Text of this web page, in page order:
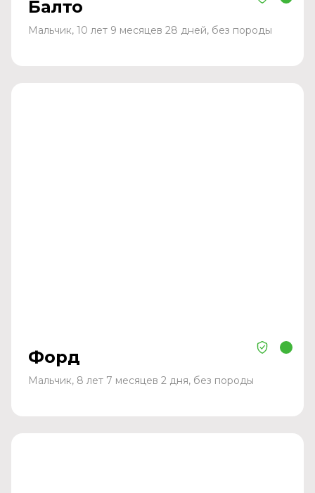
Балто
Мальчик, 10 лет 9 месяцев 28 дней, без породы
Форд
Мальчик, 8 лет 7 месяцев 2 дня, без породы